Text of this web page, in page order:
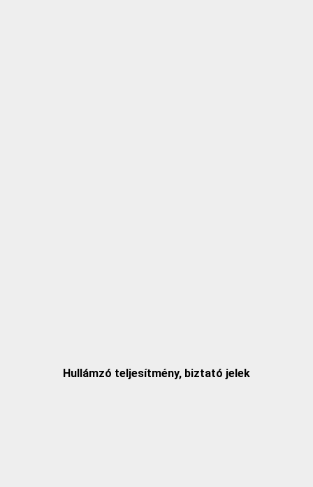
Hullámzó teljesítmény, biztató jelek